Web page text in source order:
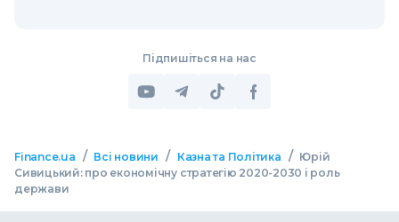
Підпишіться на нас
Finance.ua / Всі новини / Казна та Політика / Юрій
Сивицький: про економічну стратегію 2020-2030 і роль
держави